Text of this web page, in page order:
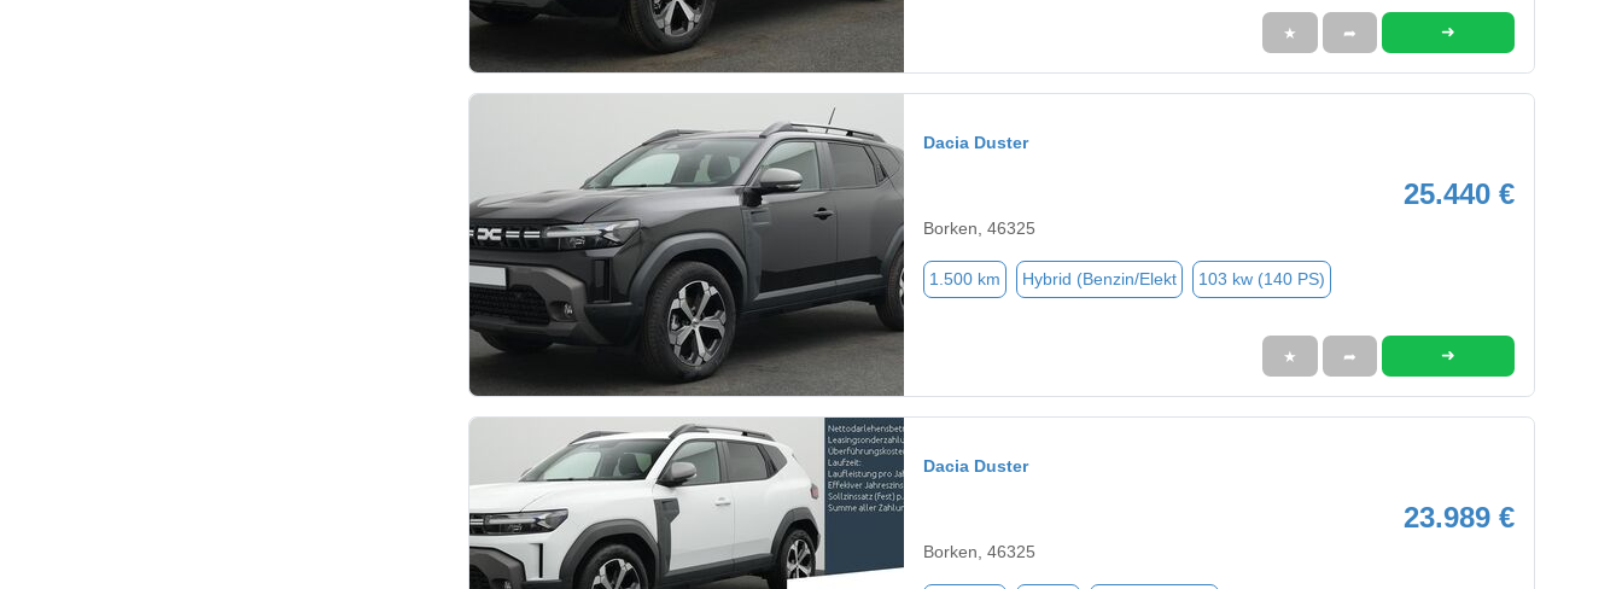
★ ➦ ➜
Dacia Duster
25.440 €
Borken, 46325
1.500 km Hybrid (Benzin/Elekt 103 kw (140 PS)
★ ➦ ➜
Dacia Duster
23.989 €
Borken, 46325